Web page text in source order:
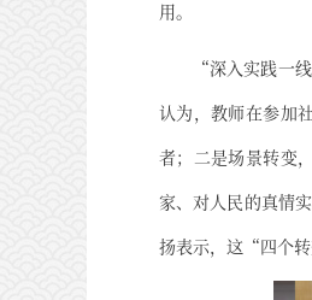
用。
“深入实践一
认为，教师在参加
者；二是场景转变
家、对人民的真情
扬表示，这“四个转